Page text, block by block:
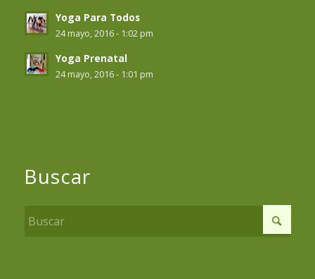
Yoga Para Todos
24 mayo, 2016 - 1:02 pm
Yoga Prenatal
24 mayo, 2016 - 1:01 pm
Buscar